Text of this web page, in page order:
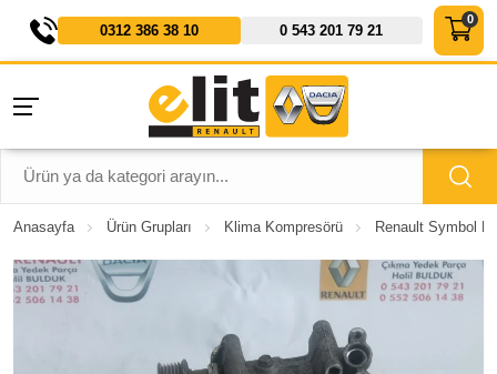
0312 386 38 10 0 543 201 79 21
Anasayfa Ürün Grupları Klima Kompresörü Renault Symbol